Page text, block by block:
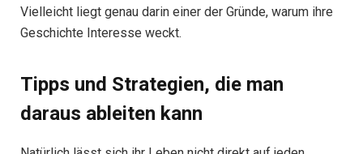
Vielleicht liegt genau darin einer der Gründe, warum ihre
Geschichte Interesse weckt.
Tipps und Strategien, die man
daraus ableiten kann